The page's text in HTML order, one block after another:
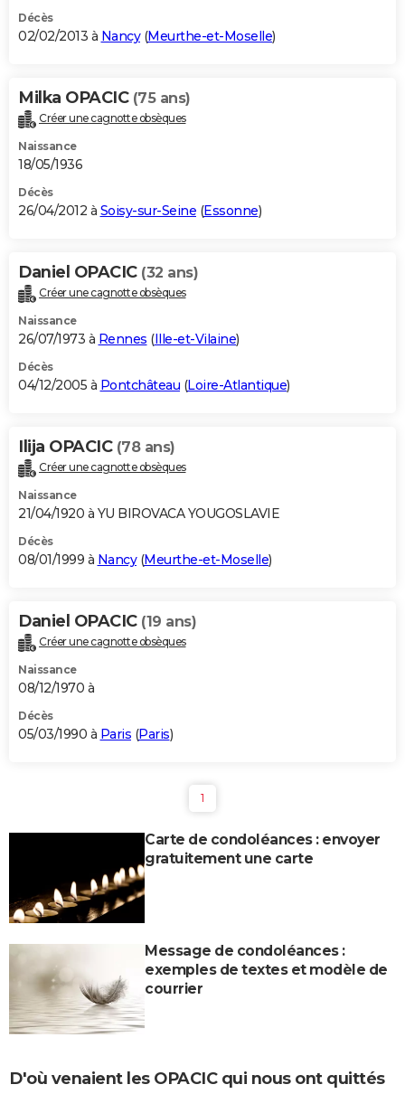
Décès
02/02/2013 à Nancy(Meurthe-et-Moselle)
Milka OPACIC (75 ans)
Créer une cagnotte obsèques
Naissance
18/05/1936
Décès
26/04/2012 à Soisy-sur-Seine (Essonne)
Daniel OPACIC (32 ans)
Créer une cagnotte obsèques
Naissance
26/07/1973 à Rennes (Ille-et-Vilaine)
Décès
04/12/2005 à Pontchâteau (Loire-Atlantique)
Ilija OPACIC (78 ans)
Créer une cagnotte obsèques
Naissance
21/04/1920 à YU BIROVACA YOUGOSLAVIE
Décès
08/01/1999 à Nancy(Meurthe-et-Moselle)
Daniel OPACIC (19 ans)
Créer une cagnotte obsèques
Naissance
08/12/1970 à
Décès
05/03/1990 à Paris (Paris)
1
Carte de condoléances : envoyer
gratuitement une carte
Message de condoléances :
exemples de textes et modèle de
courrier
D'où venaient les OPACIC qui nous ont quittés